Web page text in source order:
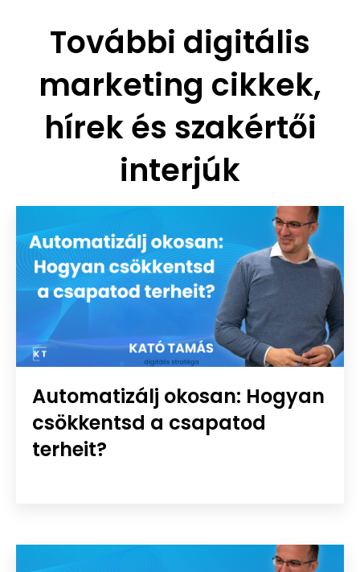
További digitális
marketing cikkek,
hírek és szakértői
interjúk
Automatizálj okosan: Hogyan
csökkentsd a csapatod
terheit?